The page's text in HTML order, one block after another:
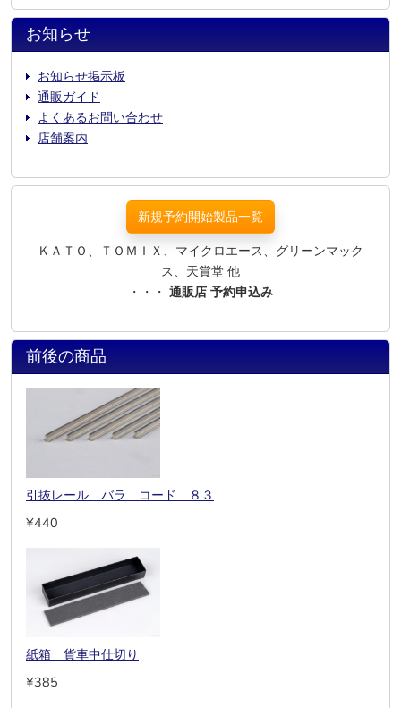
お知らせ
お知らせ掲示板
通販ガイド
よくあるお問い合わせ
店舗案内
新規予約開始製品一覧
ＫＡＴＯ、ＴＯＭＩＸ、マイクロエース、グリーンマック
ス、天賞堂 他
・・・ 通販店 予約申込み
前後の商品
引抜レール バラ コード ８３
¥440
紙箱 貨車中仕切り
¥385